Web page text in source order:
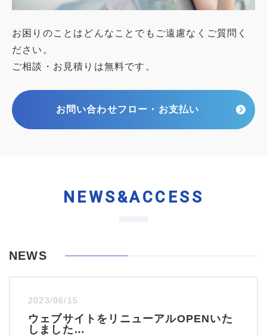
お困りのことはどんなことでもご遠慮なくご質問く
ださい。
ご相談・お見積りは無料です。
お問い合わせフロー・お支払い
NEWS&ACCESS
NEWS
2023/06/15
ウェブサイトをリニューアルOPENいた
しました…